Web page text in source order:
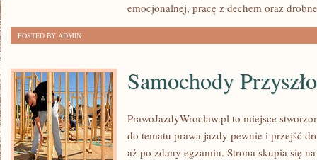
emocjonalnej, pracę z dechem oraz
POSTED BY ADMIN
Samochody
PrawoJazdyWroclaw.pl to miejsce
do tematu prawa jazdy pewnie i przejść
aż po zdany egzamin. Strona skupia się